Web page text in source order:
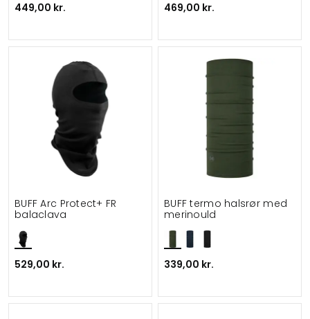
449,00 kr. 469,00 kr.
BUFF Arc Protect+ FR
balaclava
529,00 kr.
BUFF termo halsrør med
merinould
339,00 kr.